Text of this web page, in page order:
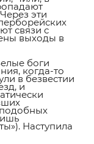
эти
связи с
выходы в
боги
когда-то
в безвестии
и
Наступила